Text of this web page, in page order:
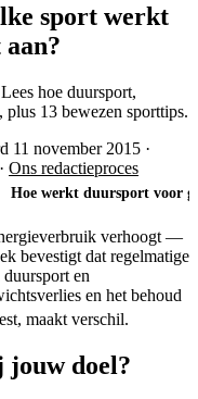
sport werkt
aan?
hoe duursport,
13 bewezen sporttips.
11 november 2015 ·
· Ons redactieproces
Hoe werkt duursport voor
verhoogt —
bevestigt dat regelmatige
en
en het behoud
maakt verschil.
jouw doel?